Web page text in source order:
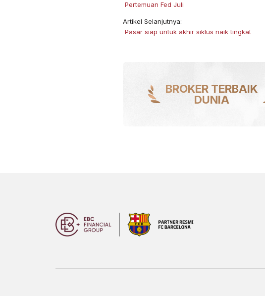
​ Pertemuan Fed Juli
Artikel Selanjutnya:
​ Pasar siap untuk akhir siklus naik tingkat
BROKER TERBAIK
DUNIA